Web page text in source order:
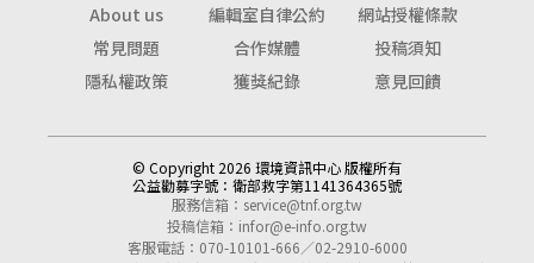
About us
編輯室自律公約
網站授權條款
常見問題
合作媒體
投稿須知
隱私權政策
獲獎紀錄 意見回饋
© Copyright 2026 環境資訊中心 版權所有
公益勸募字號： 衛部救字第1141364365號
服務信箱： service@tnf.org.tw
投稿信箱： infor@e-info.org.tw
客服電話：070-10101-666／02-2910-6000